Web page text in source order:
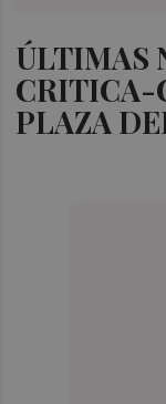
ÚLTIMAS
CRITICA-
PLAZA